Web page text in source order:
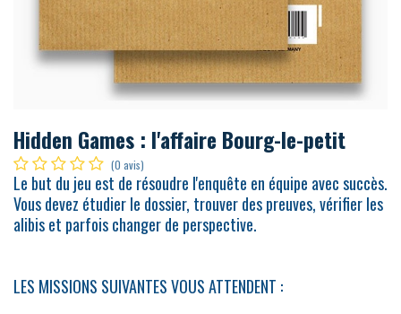
Hidden Games : l'affaire Bourg-le-petit
(0 avis)
Le but du jeu est de résoudre l'enquête en équipe avec succès.
Vous devez étudier le dossier, trouver des preuves, vérifier les
alibis et parfois changer de perspective.
LES MISSIONS SUIVANTES VOUS ATTENDENT :